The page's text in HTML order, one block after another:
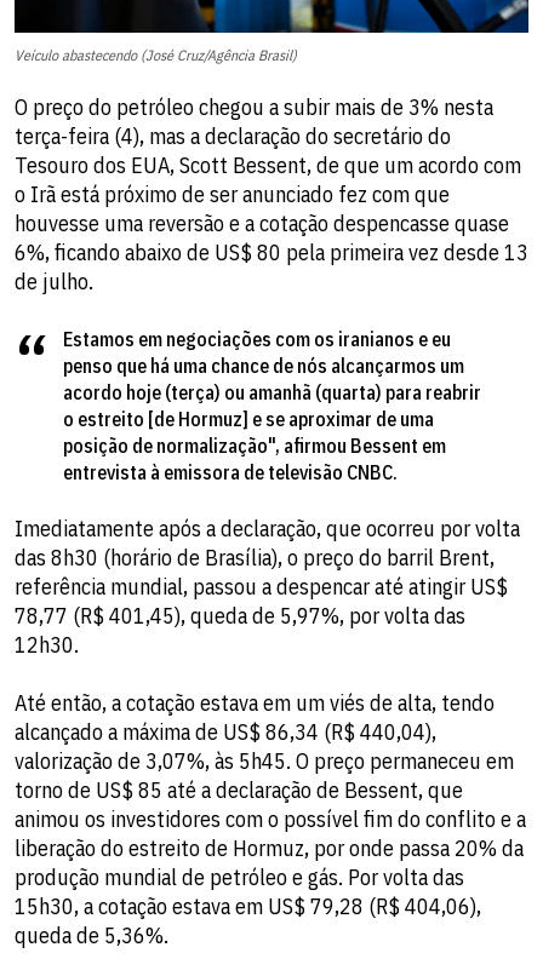
Veículo abastecendo (José Cruz/Agência Brasil)
O preço do petróleo chegou a subir mais de 3% nesta
terça-feira (4), mas a declaração do secretário do
Tesouro dos EUA, Scott Bessent, de que um acordo com
o Irã está próximo de ser anunciado fez com que
houvesse uma reversão e a cotação despencasse quase
6%, ficando abaixo de US$ 80 pela primeira vez desde 13
de julho.
Estamos em negociações com os iranianos e eu
penso que há uma chance de nós alcançarmos um
acordo hoje (terça) ou amanhã (quarta) para reabrir
o estreito [de Hormuz] e se aproximar de uma
posição de normalização", afirmou Bessent em
entrevista à emissora de televisão CNBC.
Imediatamente após a declaração, que ocorreu por volta
das 8h30 (horário de Brasília), o preço do barril Brent,
referência mundial, passou a despencar até atingir US$
78,77 (R$ 401,45), queda de 5,97%, por volta das
12h30.
Até então, a cotação estava em um viés de alta, tendo
alcançado a máxima de US$ 86,34 (R$ 440,04),
valorização de 3,07%, às 5h45. O preço permaneceu em
torno de US$ 85 até a declaração de Bessent, que
animou os investidores com o possível fim do conflito e a
liberação do estreito de Hormuz, por onde passa 20% da
produção mundial de petróleo e gás. Por volta das
15h30, a cotação estava em US$ 79,28 (R$ 404,06),
queda de 5,36%.